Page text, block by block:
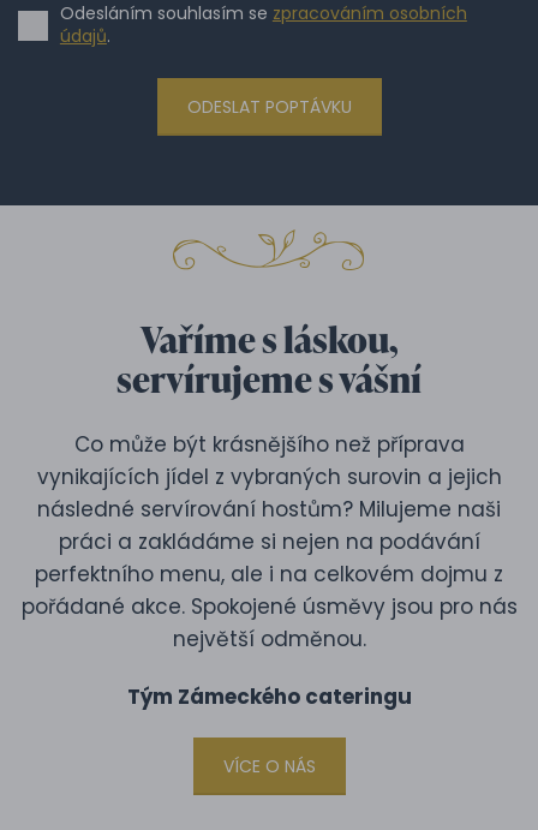
Odesláním souhlasím se zpracováním osobních
údajů.
ODESLAT POPTÁVKU
Vaříme s láskou,
servírujeme s vášní
Co může být krásnějšího než příprava
vynikajících jídel z vybraných surovin a jejich
následné servírování hostům? Milujeme naši
práci a zakládáme si nejen na podávání
perfektního menu, ale i na celkovém dojmu z
pořádané akce. Spokojené úsměvy jsou pro nás
největší odměnou.
Tým Zámeckého cateringu
VÍCE O NÁS